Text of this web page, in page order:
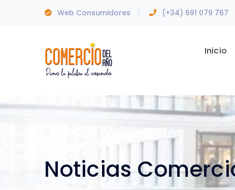
Web Consumidores (+34) 691 079 767
Inicio
Noticias